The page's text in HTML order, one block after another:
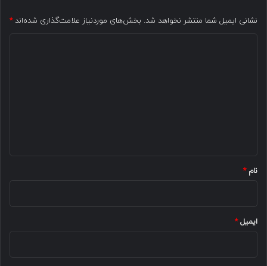
نشانی ایمیل شما منتشر نخواهد شد. بخش‌های موردنیاز علامت‌گذاری شده‌اند*
نام*
ایمیل*